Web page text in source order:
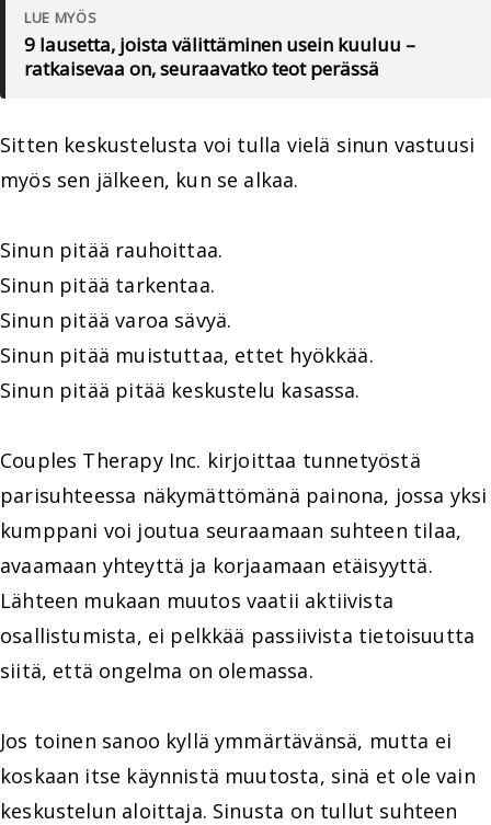
LUE MYÖS
9 lausetta, joista välittäminen usein kuuluu –
ratkaisevaa on, seuraavatko teot perässä
Sitten keskustelusta voi tulla vielä sinun vastuusi
myös sen jälkeen, kun se alkaa.
Sinun pitää rauhoittaa.
Sinun pitää tarkentaa.
Sinun pitää varoa sävyä.
Sinun pitää muistuttaa, ettet hyökkää.
Sinun pitää pitää keskustelu kasassa.
Couples Therapy Inc. kirjoittaa tunnetyöstä
parisuhteessa näkymättömänä painona, jossa yksi
kumppani voi joutua seuraamaan suhteen tilaa,
avaamaan yhteyttä ja korjaamaan etäisyyttä.
Lähteen mukaan muutos vaatii aktiivista
osallistumista, ei pelkkää passiivista tietoisuutta
siitä, että ongelma on olemassa.
Jos toinen sanoo kyllä ymmärtävänsä, mutta ei
koskaan itse käynnistä muutosta, sinä et ole vain
keskustelun aloittaja. Sinusta on tullut suhteen